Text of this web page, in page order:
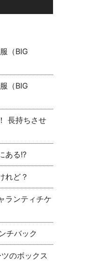
（BIG
（BIG
長持ちさせ
ある!?
れど？
ランティチケ
チバック
のボックス